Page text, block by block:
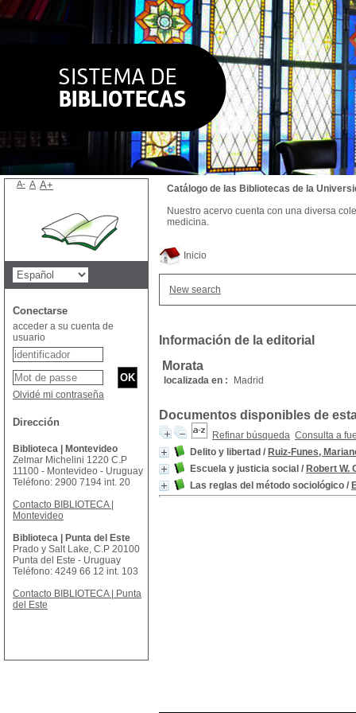
Inicio
New search
Información de la editorial
Morata
localizada en : Madrid
Documentos disponibles de
Refinar búsqueda Consulta a
Delito y libertad / Ruiz-Funes,
Escuela y justicia social / Robert W.
Las reglas del método sociológico /
Catálogo de las Bibliotecas de la
Nuestro acervo cuenta con una diversa
medicina.
A- A A+
Conectarse
acceder a su cuenta de
usuario
Olvidé mi contraseña
Dirección
Biblioteca | Montevideo
Zelmar Michelini 1220 C.P
11100 - Montevideo - Uruguay
Teléfono: 2900 7194 int. 20
Contacto BIBLIOTECA |
Montevideo
Biblioteca | Punta del Este
Prado y Salt Lake, C.P 20100
Punta del Este - Uruguay
Teléfono: 4249 66 12 int. 103
Contacto BIBLIOTECA | Punta
del Este